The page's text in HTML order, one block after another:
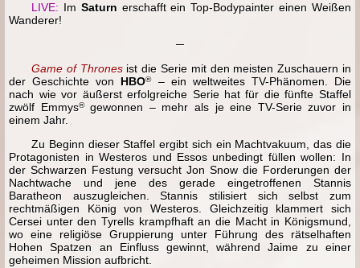
LIVE: Im Saturn erschafft ein Top-Bodypainter einen Weißen
Wanderer!
─
Game of Thronesist die Serie mit den meisten Zuschauern in
der Geschichte von HBO®– ein weltweites TV-Phänomen. Die
nach wie vor äußerst erfolgreiche Serie hat für die fünfte Staffel
zwölf Emmys®gewonnen – mehr als je eine TV-Serie zuvor in
einem Jahr.
Zu Beginn dieser Staffel ergibt sich ein Machtvakuum, das die
Protagonisten in Westeros und Essos unbedingt füllen wollen: In
der Schwarzen Festung versucht Jon Snow die Forderungen der
Nachtwache und jene des gerade eingetroffenen Stannis
Baratheon auszugleichen. Stannis stilisiert sich selbst zum
rechtmäßigen König von Westeros. Gleichzeitig klammert sich
Cersei unter den Tyrells krampfhaft an die Macht in Königsmund,
wo eine religiöse Gruppierung unter Führung des rätselhaften
Hohen Spatzen an Einfluss gewinnt, während Jaime zu einer
geheimen Mission aufbricht.